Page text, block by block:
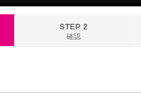
STEP 2
確認